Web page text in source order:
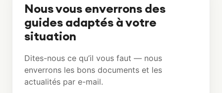
Nous vous enverrons des
guides adaptés à votre
situation
Dites-nous ce qu’il vous faut — nous
enverrons les bons documents et les
actualités par e-mail.